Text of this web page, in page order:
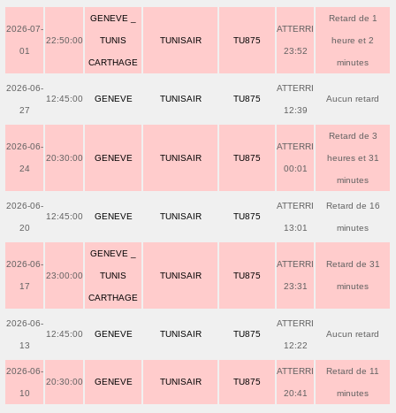
2026-07-
01
22:50:00
GENEVE _
TUNIS
CARTHAGE
TUNISAIR TU875
ATTERRI
23:52
Retard de 1
heure et 2
minutes
2026-06-
27
12:45:00 GENEVE TUNISAIR TU875
ATTERRI
12:39
Aucun retard
2026-06-
24
20:30:00 GENEVE TUNISAIR TU875
ATTERRI
00:01
Retard de 3
heures et 31
minutes
2026-06-
20
12:45:00 GENEVE TUNISAIR TU875
ATTERRI
13:01
Retard de 16
minutes
2026-06-
17
23:00:00
GENEVE _
TUNIS
CARTHAGE
TUNISAIR TU875
ATTERRI
23:31
Retard de 31
minutes
2026-06-
13
12:45:00 GENEVE TUNISAIR TU875
ATTERRI
12:22
Aucun retard
2026-06-
10
20:30:00 GENEVE TUNISAIR TU875
ATTERRI
20:41
Retard de 11
minutes